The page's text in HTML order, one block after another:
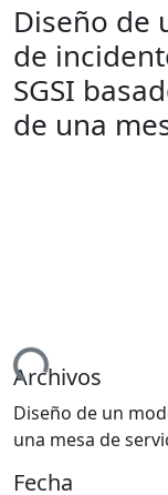
Diseño de
de
SGSI
de una
Archivos
Diseño de un
una mesa de
Fecha